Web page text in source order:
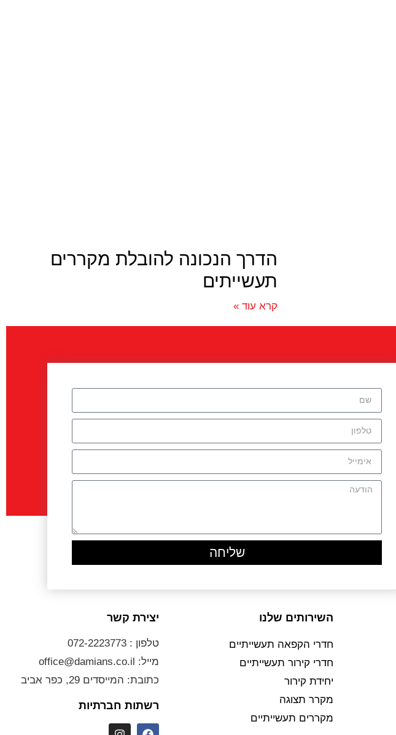
הדרך הנכונה להובלת מקררים
תעשייתים
קרא עוד »
שליחה
השירותים שלנו
חדרי הקפאה תעשייתיים
חדרי קירור תעשייתיים
יחידת קירור
מקרר תצוגה
מקררים תעשייתיים
יצירת קשר
טלפון : 072-2223773
מייל: office@damians.co.il
כתובת: המייסדים 29, כפר אביב
רשתות חברתיות